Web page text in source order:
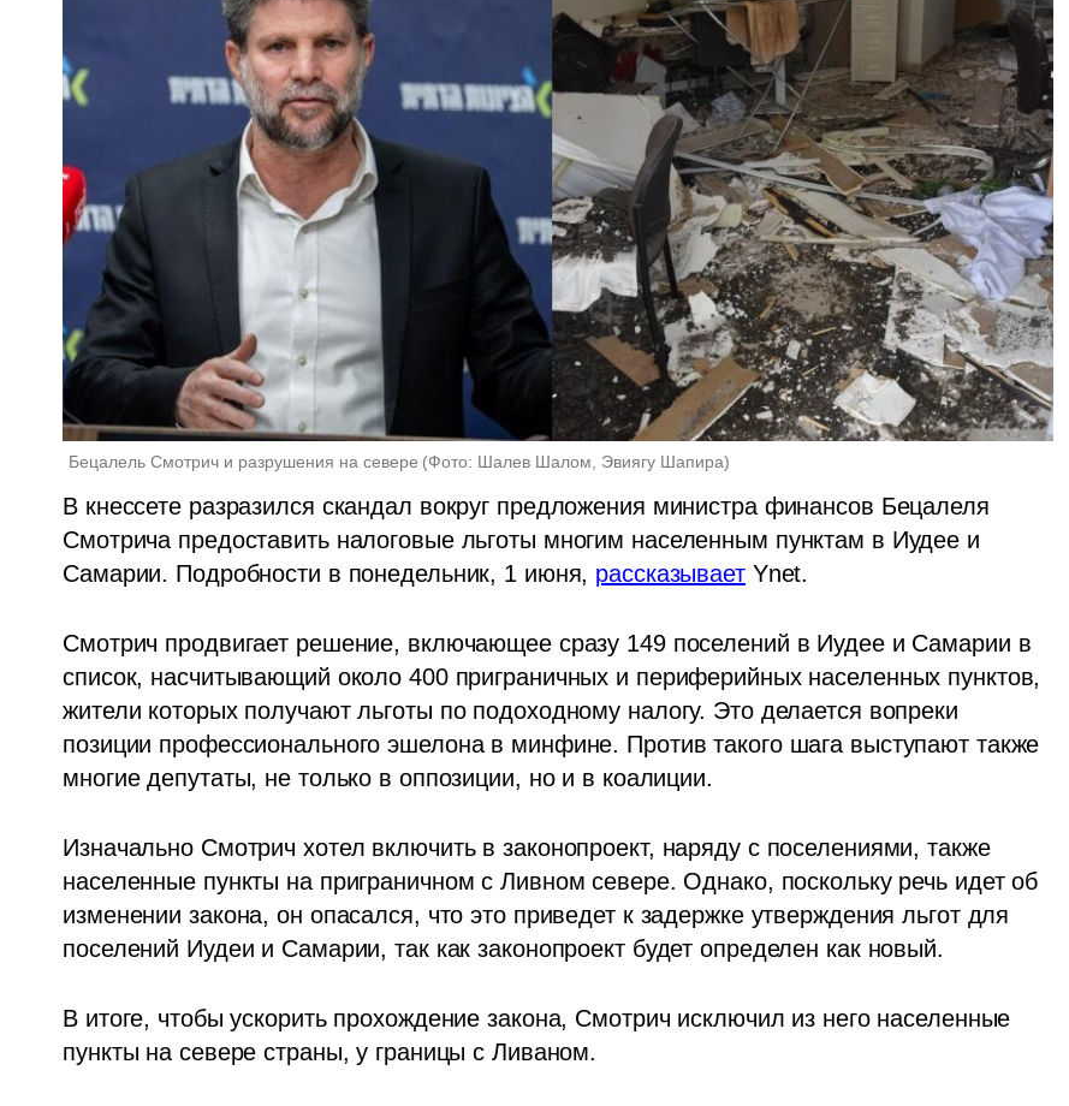
Бецалель Смотрич и разрушения на севере (Фото: Шалев Шалом, Эвиягу Шапира)
В кнессете разразился скандал вокруг предложения министра финансов Бецалеля
Смотрича предоставить налоговые льготы многим населенным пунктам в Иудее и
Самарии. Подробности в понедельник, 1 июня, рассказывает Ynet.
Смотрич продвигает решение, включающее сразу 149 поселений в Иудее и Самарии в
список, насчитывающий около 400 приграничных и периферийных населенных пунктов,
жители которых получают льготы по подоходному налогу. Это делается вопреки
позиции профессионального эшелона в минфине. Против такого шага выступают также
многие депутаты, не только в оппозиции, но и в коалиции.
Изначально Смотрич хотел включить в законопроект, наряду с поселениями, также
населенные пункты на приграничном с Ливном севере. Однако, поскольку речь идет об
изменении закона, он опасался, что это приведет к задержке утверждения льгот для
поселений Иудеи и Самарии, так как законопроект будет определен как новый.
В итоге, чтобы ускорить прохождение закона, Смотрич исключил из него населенные
пункты на севере страны, у границы с Ливаном.